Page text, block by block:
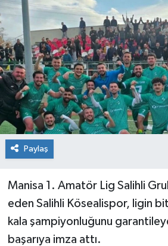
Paylaş
Manisa 1. Amatör Lig Salihli
eden Salihli Kösealispor, ligin
kala şampiyonluğunu
başarıya imza attı.